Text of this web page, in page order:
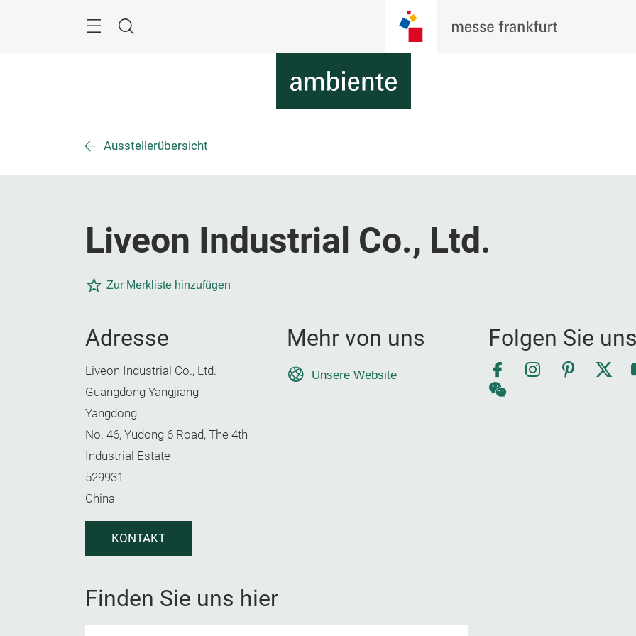
Suche
Ausstellerübersicht
Liveon Industrial Co., Ltd.
Zur Merkliste hinzufügen
Adresse
Liveon Industrial Co., Ltd.
Guangdong Yangjiang
Yangdong
No. 46, Yudong 6 Road, The 4th
Industrial Estate
529931
China
KONTAKT
Mehr von uns
Unsere Website
Folgen Sie uns
Facebook
Instagram
Pinterest
WeChat
Finden Sie uns hier